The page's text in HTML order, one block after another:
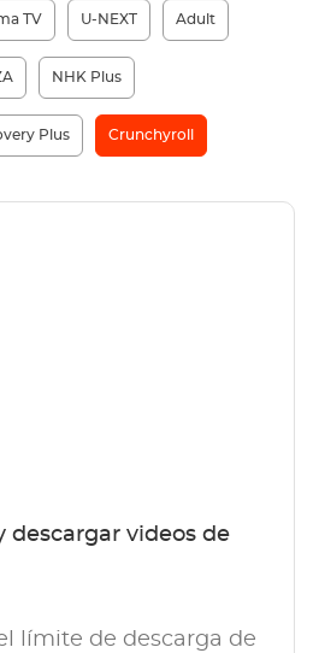
TV U-NEXT Adult
NHK Plus
Plus Crunchyroll
descargar videos de
límite de descarga de